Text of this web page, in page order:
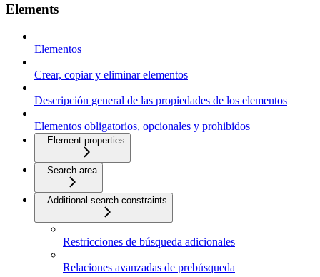
Elements
Elementos
Crear, copiar y eliminar elementos
Descripción general de las propiedades de los elementos
Elementos obligatorios, opcionales y prohibidos
Element properties
Search area
Additional search constraints
Restricciones de búsqueda adicionales
Relaciones avanzadas de prebúsqueda